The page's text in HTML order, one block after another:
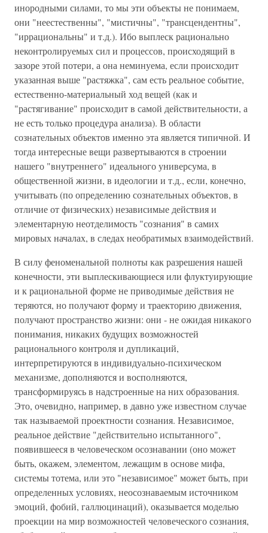
инородными силами, то мы эти объекты не понимаем,
они "неестественны", "мистичны", "трансцендентны",
"иррациональны" и т.д.). Ибо выплеск рационально
неконтролируемых сил и процессов, происходящий в
зазоре этой потери, а она неминуема, если происходит
указанная выше "растяжка", сам есть реальное событие,
естественно-материальный ход вещей (как и
"растягивание" происходит в самой действительности, а
не есть только процедура анализа). В области
сознательных объектов именно эта является типичной. И
тогда интересные вещи развертываются в строении
нашего "внутреннего" идеального универсума, в
общественной жизни, в идеологии и т.д., если, конечно,
учитывать (по определению сознательных объектов, в
отличие от физических) независимые действия и
элементарную неотделимость "сознания" в самих
мировых началах, в следах необратимых взаимодействий.
В силу феноменальной полноты как разрешения нашей
конечности, эти выплескивающиеся или флуктуирующие
и к рациональной форме не приводимые действия не
теряются, но получают форму и траекторию движения,
получают пространство жизни: они - не ожидая никакого
понимания, никаких будущих возможностей
рационального контроля и дупликаций,
интерпретируются в индивидуально-психическом
механизме, дополняются и восполняются,
трансформируясь в надстроенные на них образования.
Это, очевидно, например, в давно уже известном случае
так называемой проектности сознания. Независимое,
реальное действие "действительно испытанного",
появившееся в человеческом осознавании (оно может
быть, окажем, элементом, лежащим в основе мифа,
системы тотема, или это "независимое" может быть, при
определенных условиях, неосознаваемым источником
эмоций, фобий, галлюцинаций), оказывается моделью
проекции на мир возможностей человеческого сознания,